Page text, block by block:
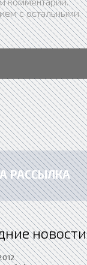
с остальными.
РАССЫЛКА
новости